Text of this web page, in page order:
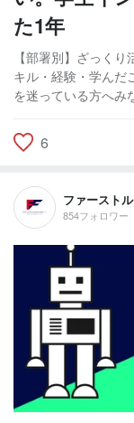
た1年
【部署別】ざっく
キル・経験・学んだ
を迷っている方へみ
6
ファースト
854フォロワー